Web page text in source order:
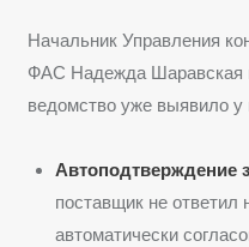
Начальник Управления
ФАС Надежда Шаравская
ведомство уже выявило у
Автоподтверждение
поставщик не ответил
автоматически